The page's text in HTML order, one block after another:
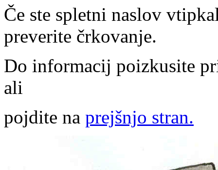
Če ste spletni naslov
preverite črkovanje.
Do informacij poizkusite
ali
pojdite na prejšnjo stran.